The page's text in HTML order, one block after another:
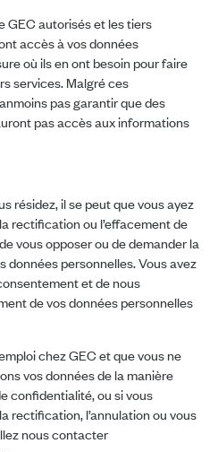
GEC autorisés et les tiers
accès à vos données
où ils en ont besoin pour faire
services. Malgré ces
pas garantir que des
pas accès aux informations
résidez, il se peut que vous ayez
rectification ou l’effacement de
vous opposer ou de demander la
données personnelles. Vous avez
et de nous
de vos données personnelles
chez GEC et que vous ne
vos données de la manière
confidentialité, ou si vous
rectification, l’annulation ou vous
nous contacter